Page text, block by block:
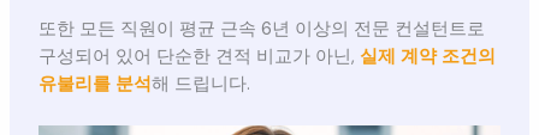
또한 모든 직원이 평균 근속 6년 이상의 전문 컨설턴트로
구성되어 있어 단순한 견적 비교가 아닌, 실제 계약 조건의
유불리를 분석해 드립니다.